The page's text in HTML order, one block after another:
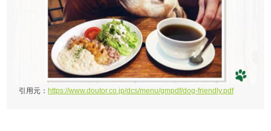
引用元： https://www.doutor.co.jp/dcs/menu/gmpdf/dog-friendly.pdf